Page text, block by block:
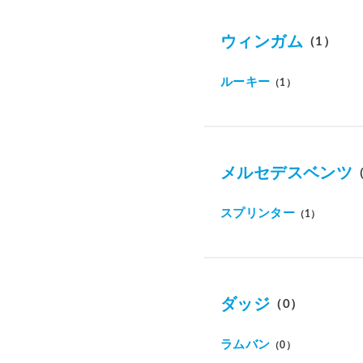
ウィンガム （1）
ルーキー （1）
メルセデスベンツ
スプリンター（1）
ダッジ （0）
ラムバン （0）